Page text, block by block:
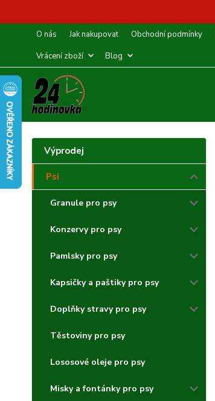
O nás Jak nakupovat Obchodní podmínky
Vrácení zboží
Blog
Výprodej
Psi
Granule pro psy
Konzervy pro psy
Pamlsky pro psy
Kapsičky a paštiky pro psy
Doplňky stravy pro psy
Těstoviny pro psy
Lososové oleje pro psy
Misky a fontánky pro psy